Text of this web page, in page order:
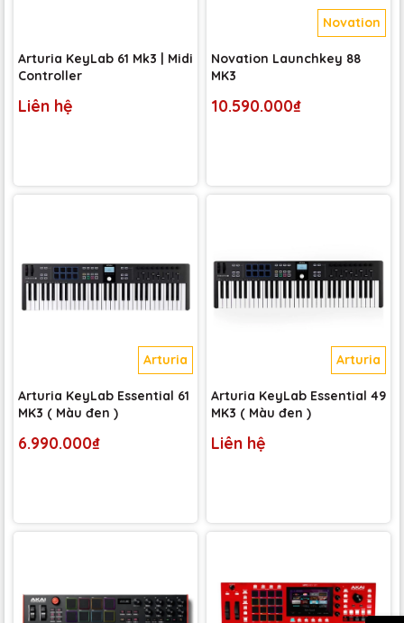
Arturia KeyLab 61 Mk3 | Midi
Controller
Liên hệ
Novation
Novation Launchkey 88
MK3
10.590.000₫
Arturia
Arturia KeyLab Essential 61
MK3 ( Màu đen )
6.990.000₫
Arturia
Arturia KeyLab Essential 49
MK3 ( Màu đen )
Liên hệ